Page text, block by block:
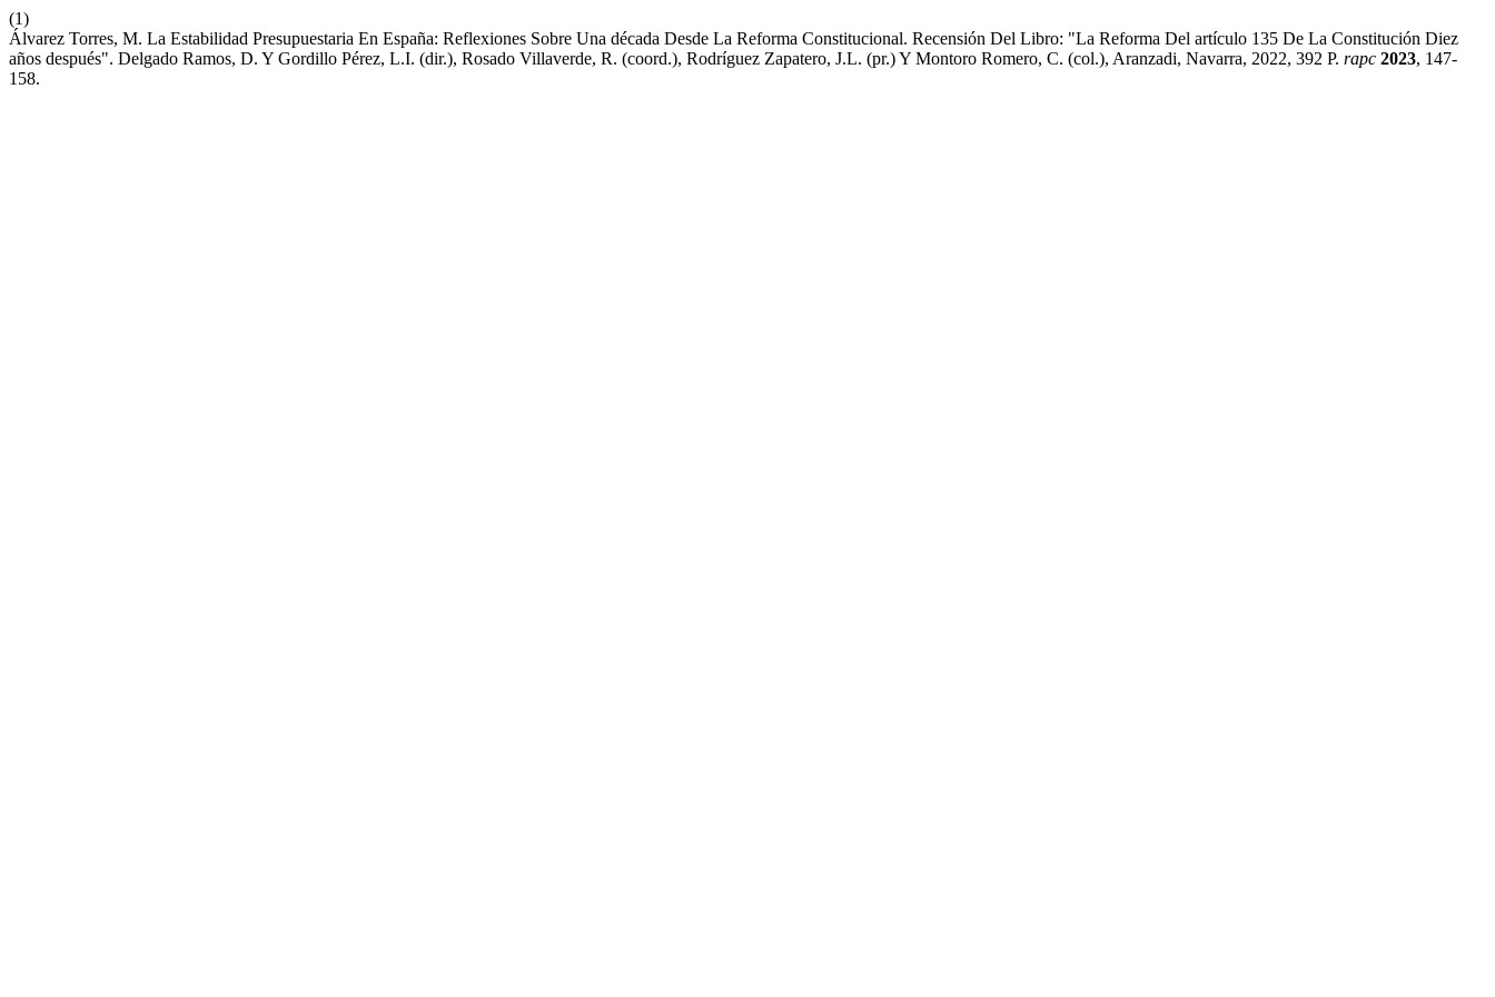
(1)
Álvarez Torres, M. La Estabilidad Presupuestaria En España: Reflexiones Sobre Una década Desde La Reforma Constitucional. Recensión Del Libro: "La Reforma Del artículo 135 De La Constitución Diez
años después". Delgado Ramos, D. Y Gordillo Pérez, L.I. (dir.), Rosado Villaverde, R. (coord.), Rodríguez Zapatero, J.L. (pr.) Y Montoro Romero, C. (col.), Aranzadi, Navarra, 2022, 392 P. rapc 2023, 147-
158.